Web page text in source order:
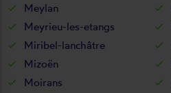
Meylan
Meyrieu-les-etangs
Miribel-lanchâtre
Mizoën
Moirans